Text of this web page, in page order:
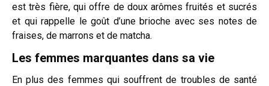
est très fière, qui offre de doux arômes fruités et sucrés
et qui rappelle le goût d’une brioche avec ses notes de
fraises, de marrons et de matcha.
Les femmes marquantes dans sa vie
En plus des femmes qui souffrent de troubles de santé